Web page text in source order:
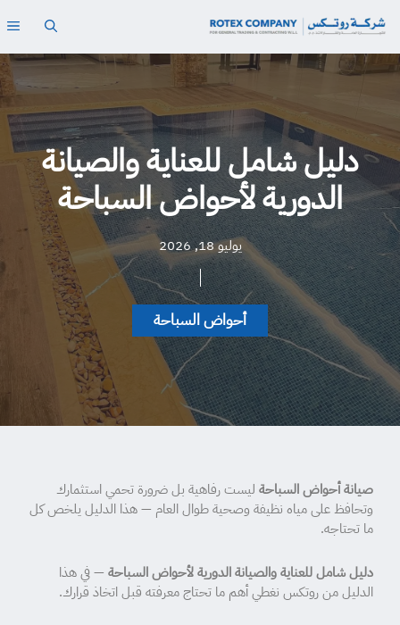
دليل شامل للعناية والصيانة
الدورية لأحواض السباحة
يوليو 18, 2026
أحواض السباحة
صيانة أحواض السباحة ليست رفاهية بل ضرورة تحمي استثمارك
وتحافظ على مياه نظيفة وصحية طوال العام — هذا الدليل يلخص كل
ما تحتاجه.
دليل شامل للعناية والصيانة الدورية لأحواض السباحة — في هذا
الدليل من روتكس نغطي أهم ما تحتاج معرفته قبل اتخاذ قرارك.